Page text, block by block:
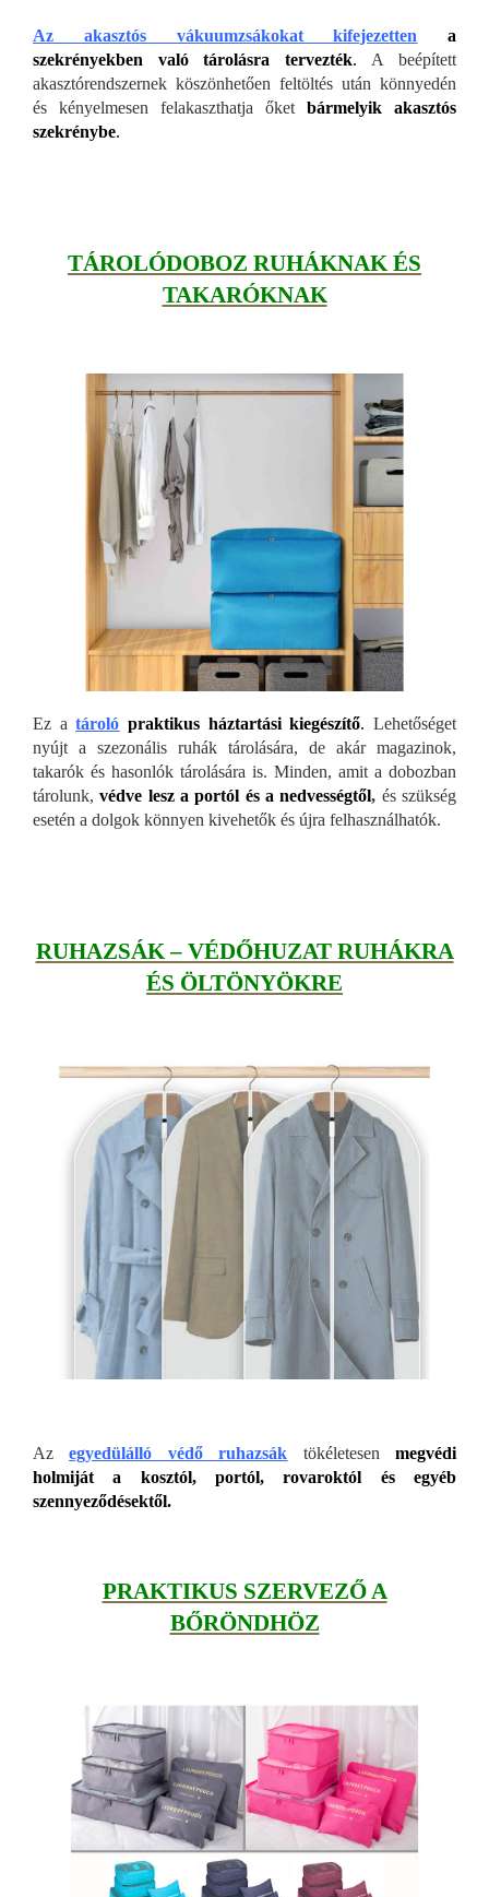
Az akasztós vákuumzsákokat kifejezetten a
szekrényekben való tárolásra tervezték. A beépített
akasztórendszernek köszönhetően feltöltés után könnyedén
és kényelmesen felakaszthatja őket bármelyik akasztós
szekrénybe.
TÁROLÓDOBOZ RUHÁKNAK ÉS
TAKARÓKNAK
Ez atároló praktikus háztartási kiegészítő. Lehetőséget
nyújt a szezonális ruhák tárolására, de akár magazinok,
takarók és hasonlók tárolására is. Minden, amit a dobozban
tárolunk,védve lesz a portól és a nedvességtől, és szükség
esetén a dolgok könnyen kivehetők és újra felhasználhatók.
RUHAZSÁK – VÉDŐHUZAT RUHÁKRA
ÉS ÖLTÖNYÖKRE
Azegyedülálló védő ruhazsák tökéletesenmegvédi
holmiját a kosztól, portól, rovaroktól és egyéb
szennyeződésektől.
PRAKTIKUS SZERVEZŐ A
BŐRÖNDHÖZ